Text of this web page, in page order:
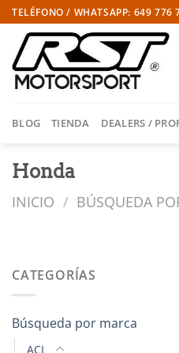
Saltar
al
contenido
TELÉFONO / WHATSAPP: 649
BLOG TIENDA DEALERS /
Honda
INICIO / BÚSQUEDA
CATEGORÍAS
Búsqueda por marca
ACL